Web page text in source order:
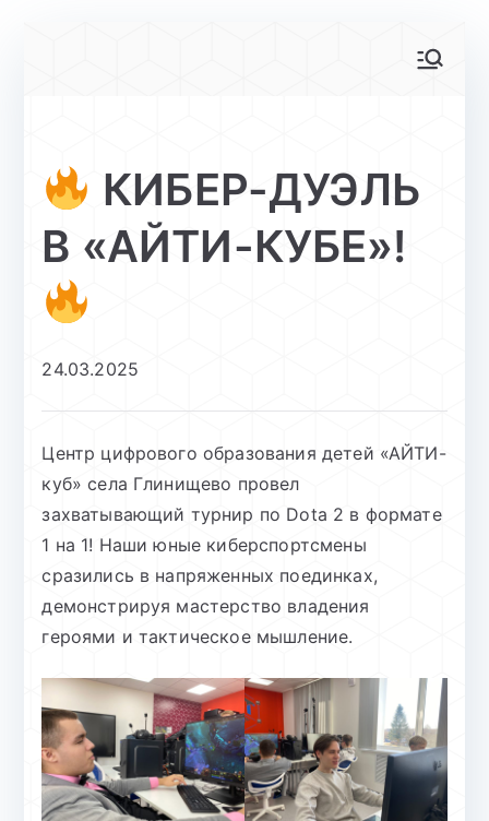
КИБЕР-ДУЭЛЬ
В «АЙТИ-КУБЕ»!
24.03.2025
Центр цифрового образования детей «АЙТИ-
куб» села Глинищево провел
захватывающий турнир по Dota 2 в формате
1 на 1! Наши юные киберспортсмены
сразились в напряженных поединках,
демонстрируя мастерство владения
героями и тактическое мышление.